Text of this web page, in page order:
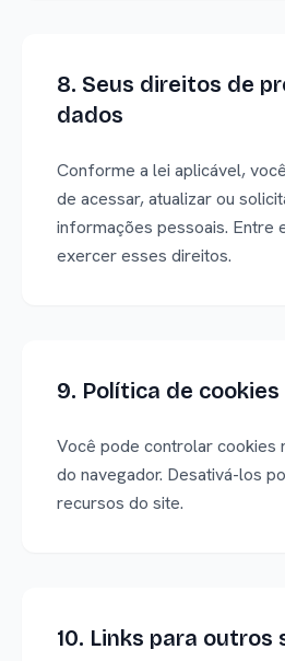
8. Seus direitos de
dados
Conforme a lei aplicável,
de acessar, atualizar ou
informações pessoais. Entre
exercer esses direitos.
9. Política de cookies
Você pode controlar cookies
do navegador. Desativá-los
recursos do site.
10. Links para outros